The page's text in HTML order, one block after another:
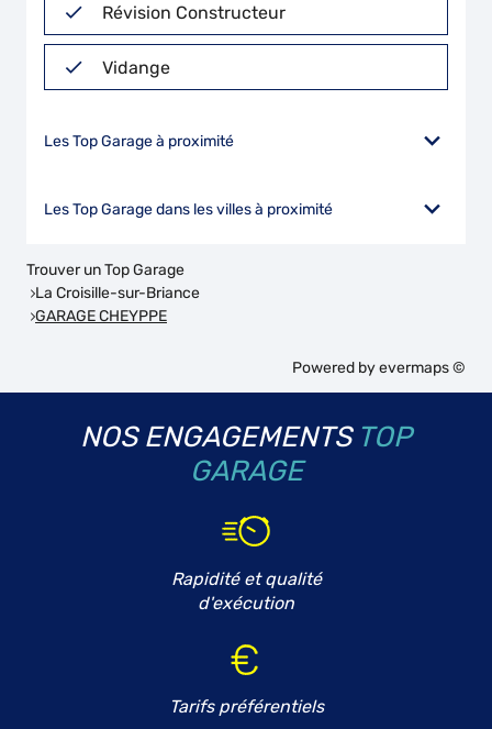
Révision Constructeur
Vidange
Les Top Garage à proximité
Les Top Garage dans les villes à proximité
Trouver un Top Garage
La Croisille-sur-Briance
GARAGE CHEYPPE
Powered byevermaps ©
NOS ENGAGEMENTS TOP
GARAGE
Rapidité et qualité
d'exécution
Tarifs préférentiels